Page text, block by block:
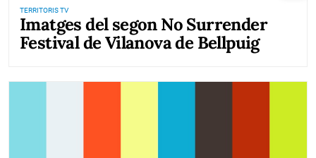
TERRITORIS TV
Imatges del segon No Surrender
Festival de Vilanova de Bellpuig